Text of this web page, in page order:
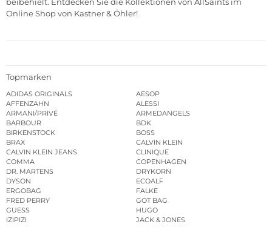
Online Shop von Kastner & Öhler!
Topmarken
ADIDAS ORIGINALS
AESOP
AFFENZAHN
ALESSI
ARMANI/PRIVÉ
ARMEDANGELS
BARBOUR
BDK
BIRKENSTOCK
BOSS
BRAX
CALVIN KLEIN
CALVIN KLEIN JEANS
CLINIQUE
COMMA
COPENHAGEN
DR. MARTENS
DRYKORN
DYSON
ECOALF
ERGOBAG
FALKE
FRED PERRY
GOT BAG
GUESS
HUGO
IZIPIZI
JACK & JONES